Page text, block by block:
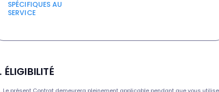
SPÉCIFIQUES AU
SERVICE
ÉLIGIBILITÉ